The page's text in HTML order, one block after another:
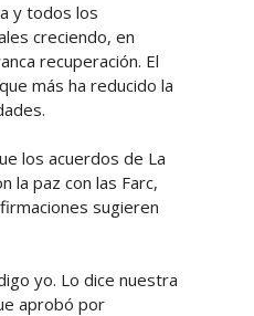
y todos los
creciendo, en
recuperación. El
más ha reducido la
los acuerdos de La
la paz con las Farc,
sugieren
yo. Lo dice nuestra
aprobó por